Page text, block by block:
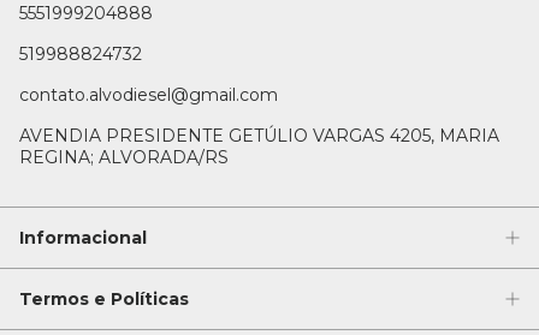
5551999204888
519988824732
contato.alvodiesel@gmail.com
AVENDIA PRESIDENTE GETÚLIO VARGAS 4205, MARIA
REGINA; ALVORADA/RS
Informacional
Termos e Políticas